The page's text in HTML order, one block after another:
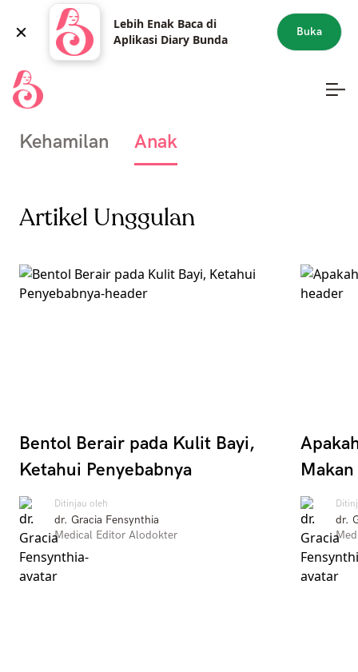
Lebih Enak Baca di
Aplikasi Diary Bunda
Buka
Kehamilan Anak
Artikel Unggulan
Bentol Berair pada Kulit Bayi,
Ketahui Penyebabnya
Ditinjau oleh
dr. Gracia Fensynthia
Medical Editor Alodokter
Makan
dr.